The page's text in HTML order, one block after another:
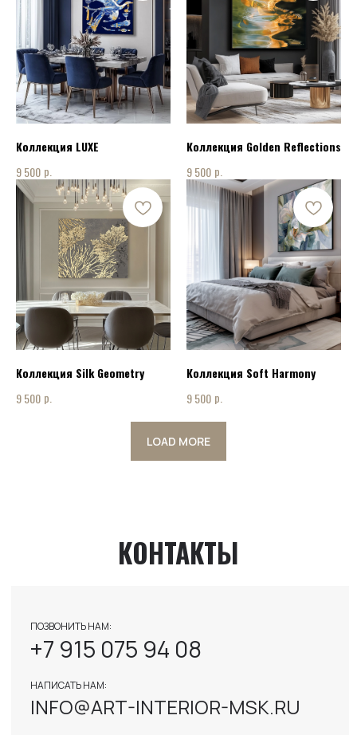
Коллекция LUXE
9 500 р.
Коллекция Golden Reflections
9 500 р.
Коллекция Silk Geometry
9 500 р.
Коллекция Soft Harmony
9 500 р.
LOAD MORE
КОНТАКТЫ
+7 915 075 94 08
ПОЗВОНИТЬ НАМ:
НАПИСАТЬ НАМ: